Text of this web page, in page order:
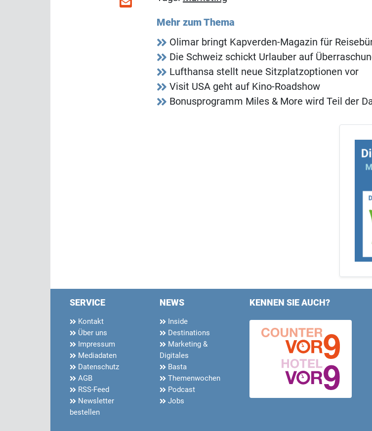
Mehr zum Thema
Olimar bringt Kapverden-Magazin für
Die Schweiz schickt Urlauber auf
Lufthansa stellt neue Sitzplatzoptionen vor
Visit USA geht auf Kino-Roadshow
Bonusprogramm Miles & More wird Teil der
SERVICE
Kontakt
Über uns
Impressum
Mediadaten
Datenschutz
AGB
RSS-Feed
Newsletter
bestellen
NEWS
Inside
Destinations
Marketing &
Digitales
Basta
Themenwochen
Podcast
Jobs
KENNEN SIE AUCH?